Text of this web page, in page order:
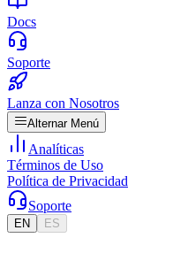
Docs
Soporte
Lanza con Nosotros
Alternar Menú
Analíticas
Términos de Uso
Política de Privacidad
Soporte
EN ES